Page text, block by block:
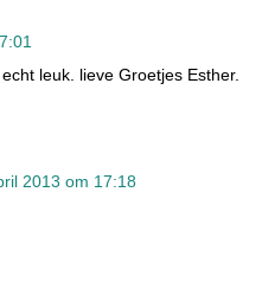
leuk. lieve Groetjes Esther.
2013 om 17:18